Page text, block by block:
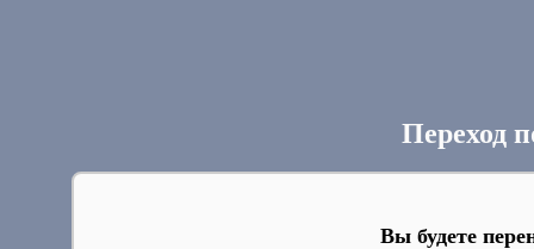
Переход
Вы будете